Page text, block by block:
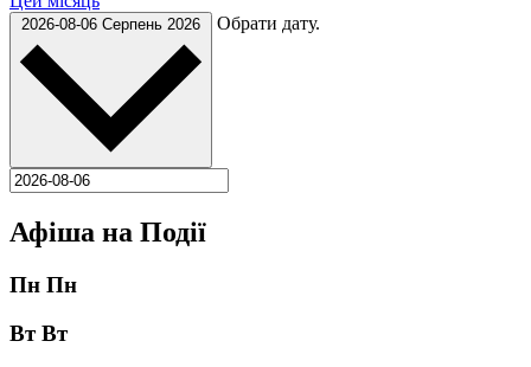
2026-08-06 Серпень 2026 Обрати дату.
Афіша на Події
Пн Пн
ВтВт